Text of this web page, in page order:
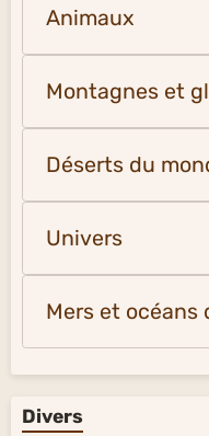
Animaux
Montagnes et
Déserts du
Univers
Mers et océans
Divers